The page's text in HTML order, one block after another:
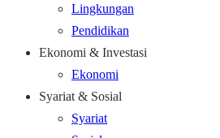
Lingkungan
Pendidikan
Ekonomi & Investasi
Ekonomi
Syariat & Sosial
Syariat